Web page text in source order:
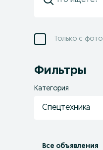
Только с фото
Фильтры
Категория
Спецтехника
Все объявления